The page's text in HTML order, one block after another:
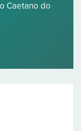
Caetano do